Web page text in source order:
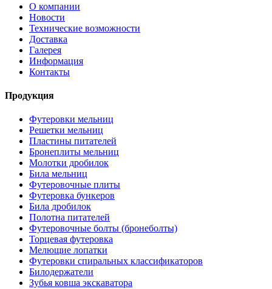
О компании
Новости
Технические возможности
Доставка
Галерея
Информация
Контакты
Продукция
Футеровки мельниц
Решетки мельниц
Пластины питателей
Бронеплиты мельниц
Молотки дробилок
Била мельниц
Футеровочные плиты
Футеровка бункеров
Била дробилок
Полотна питателей
Футеровочные болты (бронеболты)
Торцевая футеровка
Мелющие лопатки
Футеровки спиральных классификаторов
Билодержатели
Зубья ковша экскаватора